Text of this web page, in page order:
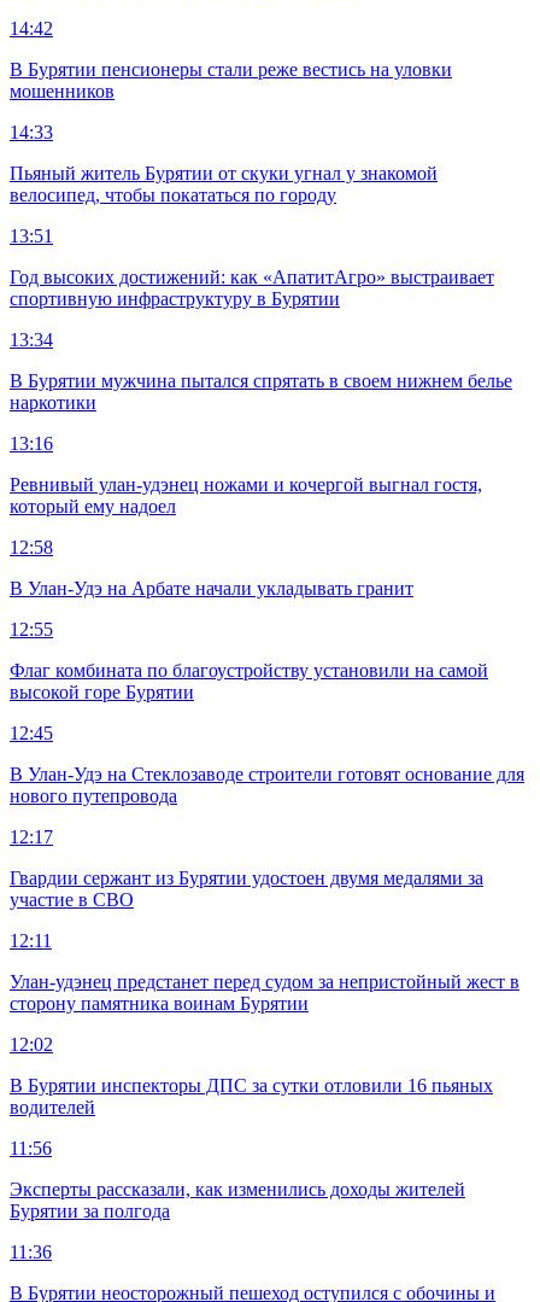
14:42
В Бурятии пенсионеры стали реже вестись на уловки
мошенников
14:33
Пьяный житель Бурятии от скуки угнал у знакомой
велосипед, чтобы покататься по городу
13:51
Год высоких достижений: как «АпатитАгро» выстраивает
спортивную инфраструктуру в Бурятии
13:34
В Бурятии мужчина пытался спрятать в своем нижнем белье
наркотики
13:16
Ревнивый улан-удэнец ножами и кочергой выгнал гостя,
который ему надоел
12:58
В Улан-Удэ на Арбате начали укладывать гранит
12:55
Флаг комбината по благоустройству установили на самой
высокой горе Бурятии
12:45
В Улан-Удэ на Стеклозаводе строители готовят основание для
нового путепровода
12:17
Гвардии сержант из Бурятии удостоен двумя медалями за
участие в СВО
12:11
Улан-удэнец предстанет перед судом за непристойный жест в
сторону памятника воинам Бурятии
12:02
В Бурятии инспекторы ДПС за сутки отловили 16 пьяных
водителей
11:56
Эксперты рассказали, как изменились доходы жителей
Бурятии за полгода
11:36
В Бурятии неосторожный пешеход оступился с обочины и